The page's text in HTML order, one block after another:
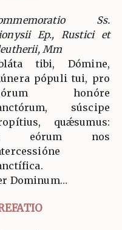
Ss.
Ep., Rustici et
Mm
tibi, Dómine,
pópuli tui, pro
honóre
súscipe
quǽsumus:
eórum nos
Dominum…